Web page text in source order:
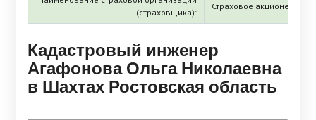
(страховщика):
Страховое акционерное
Кадастровый инженер
Агафонова Ольга Николаевна
в Шахтах Ростовская область